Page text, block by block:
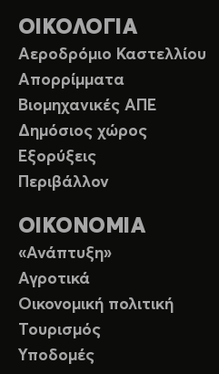
ΟΙΚΟΛΟΓΙΑ
Αεροδρόμιο Καστελλίου
Απορρίμματα
Βιομηχανικές ΑΠΕ
Δημόσιος χώρος
Εξορύξεις
Περιβάλλον
ΟΙΚΟΝΟΜΙΑ
«Ανάπτυξη»
Αγροτικά
Οικονομική πολιτική
Τουρισμός
Υποδομές